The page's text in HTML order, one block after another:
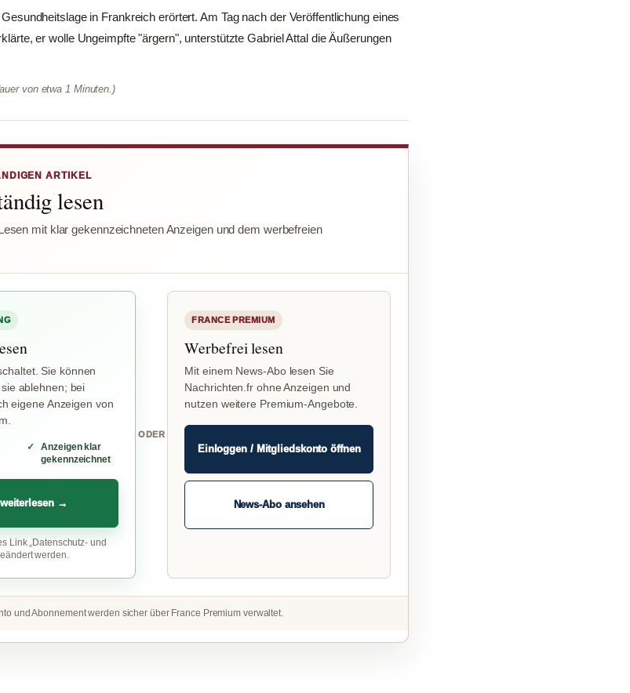
in Frankreich erörtert. Am Tag nach der Veröffentlichung eines
er wolle Ungeimpfte "ärgern", unterstützte Gabriel Attal die Äußerungen
von etwa 1 Minuten.)
ARTIKEL
lesen
mit klar gekennzeichneten Anzeigen und dem werbefreien
Sie können
ablehnen; bei
eigene Anzeigen von
Anzeigen klar
gekennzeichnet
→
Link „Datenschutz- und
werden.
ODER
FRANCE PREMIUM
Werbefrei lesen
Mit einem News-Abo lesen Sie
Nachrichten.fr ohne Anzeigen und
nutzen weitere Premium-Angebote.
Einloggen / Mitgliedskonto öffnen
News-Abo ansehen
und Abonnement werden sicher über France Premium verwaltet.